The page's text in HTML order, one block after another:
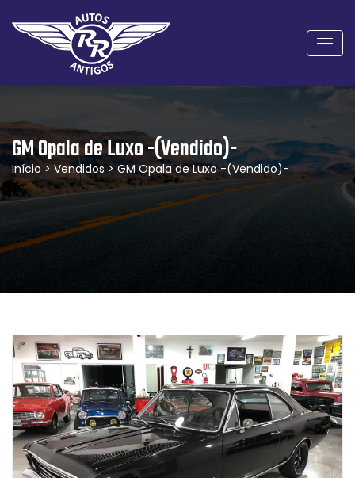
GM Opala de Luxo -(Vendido)-
Início > Vendidos> GM Opala de Luxo -(Vendido)-